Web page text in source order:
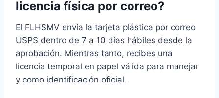
licencia física por correo?
El FLHSMV envía la tarjeta plástica por correo
USPS dentro de 7 a 10 días hábiles desde la
aprobación. Mientras tanto, recibes una
licencia temporal en papel válida para manejar
y como identificación oficial.